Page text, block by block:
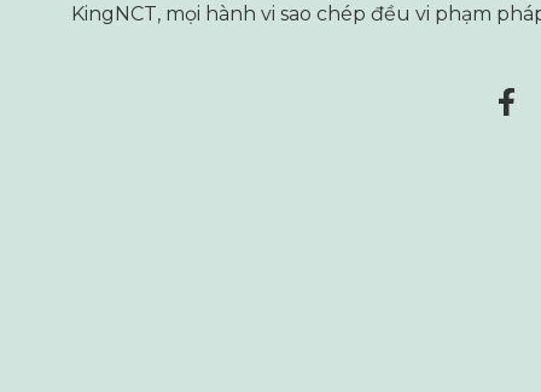
KingNCT, mọi hành vi sao chép đều vi phạm